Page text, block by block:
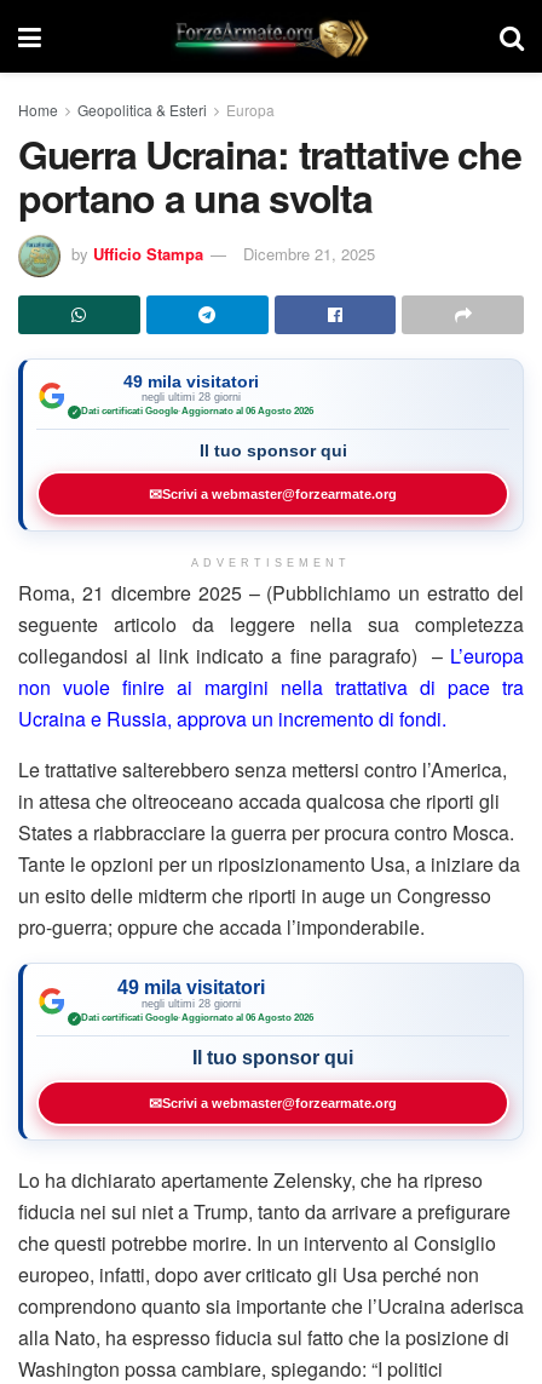
Home Geopolitica & Esteri Europa
Guerra Ucraina: trattative che
portano a una svolta
by Ufficio Stampa Dicembre 21, 2025
49 mila visitatori
negli ultimi 28 giorni
✓ Dati certificati Google·Aggiornato al 06 Agosto 2026
Il tuo sponsor qui
✉Scrivi a webmaster@forzearmate.org
ADVERTISEMENT
Roma, 21 dicembre 2025 – (Pubblichiamo un estratto del
seguente articolo da leggere nella sua completezza
collegandosi al link indicato a fine paragrafo) – L’europa
non vuole finire ai margini nella trattativa di pace tra
Ucraina e Russia, approva un incremento di fondi.
Le trattative salterebbero senza mettersi contro l’America,
in attesa che oltreoceano accada qualcosa che riporti gli
States a riabbracciare la guerra per procura contro Mosca.
Tante le opzioni per un riposizionamento Usa, a iniziare da
un esito delle midterm che riporti in auge un Congresso
pro-guerra; oppure che accada l’imponderabile.
49 mila visitatori
negli ultimi 28 giorni
✓ Dati certificati Google·Aggiornato al 06 Agosto 2026
Il tuo sponsor qui
✉Scrivi a webmaster@forzearmate.org
Lo ha dichiarato apertamente Zelensky, che ha ripreso
fiducia nei sui niet a Trump, tanto da arrivare a prefigurare
che questi potrebbe morire. In un intervento al Consiglio
europeo, infatti, dopo aver criticato gli Usa perché non
comprendono quanto sia importante che l’Ucraina aderisca
alla Nato, ha espresso fiducia sul fatto che la posizione di
Washington possa cambiare, spiegando: “I politici